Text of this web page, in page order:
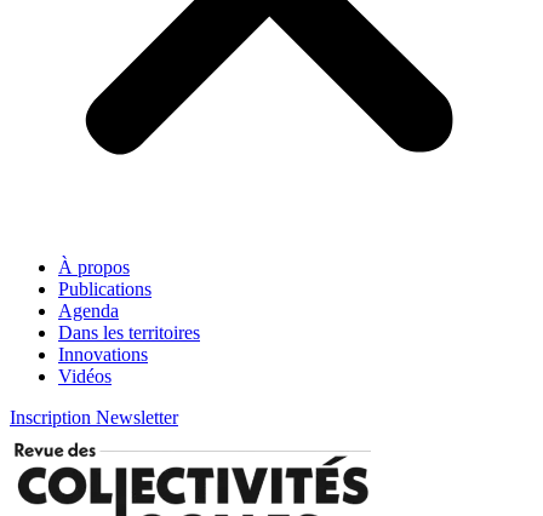
À propos
Publications
Agenda
Dans les territoires
Innovations
Vidéos
Inscription Newsletter